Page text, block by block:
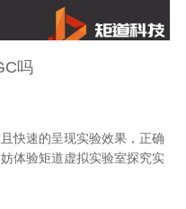
吗
快速的呈现实验效果，正确
体验矩道虚拟实验室探究实